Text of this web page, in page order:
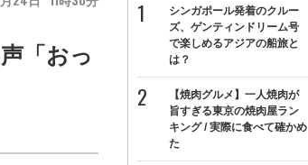
「おっ
シンガポール発着のクルー
ズ、ゲンティンドリーム号
で楽しめるアジアの船旅と
は？
【焼肉グルメ】一人焼肉が
旨すぎる東京の焼肉屋ラン
キング / 実際に食べて確かめ
た